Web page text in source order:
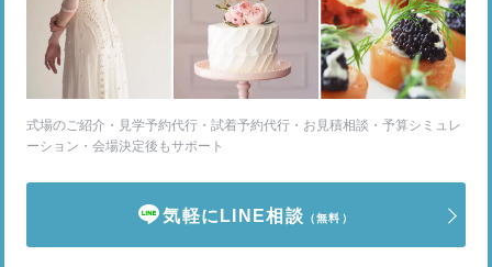
式場のご紹介・見学予約代行・試着予約代行・お見積相談・予算シミュレ
ーション・会場決定後もサポート
気軽にLINE相談 （無料）